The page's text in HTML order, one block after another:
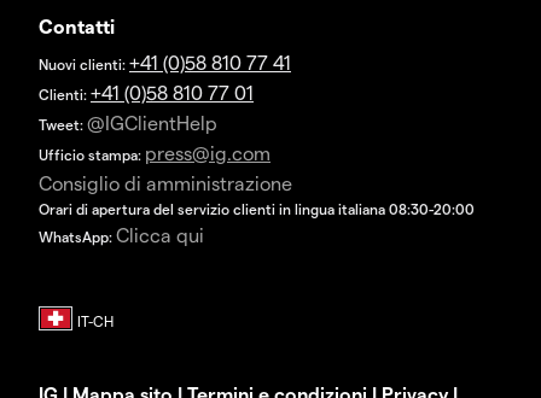
Contatti
Nuovi clienti: +41 (0)58 810 77 41
Clienti: +41 (0)58 810 77 01
Tweet: @IGClientHelp
Ufficio stampa: press@ig.com
Consiglio di amministrazione
Orari di apertura del servizio clienti in lingua italiana 08:30-20:00
WhatsApp: Clicca qui